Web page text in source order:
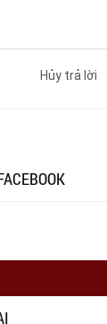
Hủy trả lời